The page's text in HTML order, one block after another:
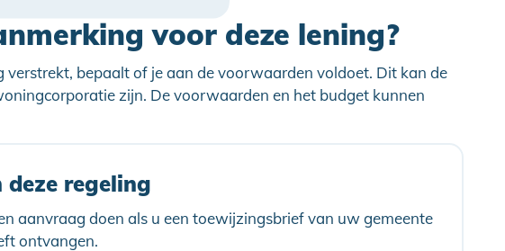
voor deze lening?
verstrekt, bepaalt of je aan de voorwaarden voldoet. Dit kan de
zijn. De voorwaarden en het budget kunnen
deze regeling
aanvraag doen als u een toewijzingsbrief van uw gemeente
ontvangen.